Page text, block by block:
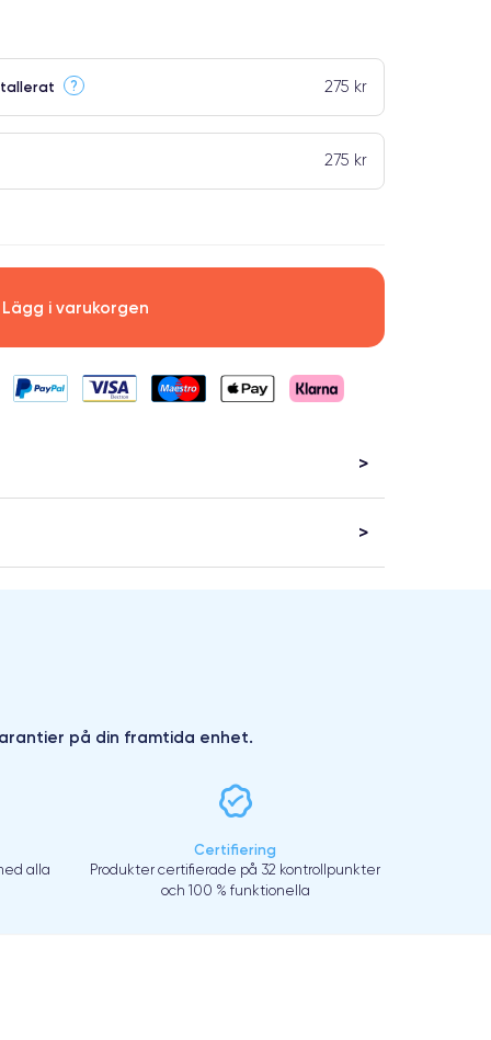
? 275 kr
275 kr
Lägg i varukorgen
på din framtida enhet.
alla
Certifiering
Produkter certifierade på 32 kontrollpunkter
och 100 % funktionella